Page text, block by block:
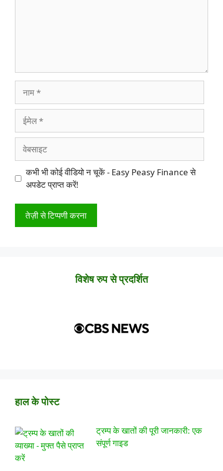
ईमेल
वेबसाइट
कभी भी कोई वीडियो न चूकें - Easy Peasy Finance से
अपडेट प्राप्त करें!
विशेष रुप से प्रदर्शित
हाल के पोस्ट
ट्रम्प के खातों की पूरी जानकारी: एक
संपूर्ण गाइड